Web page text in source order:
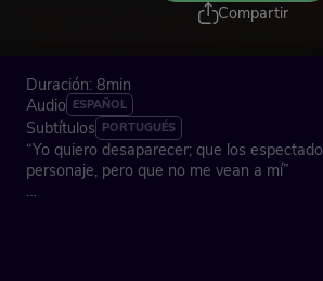
Compartir
Duración: 8min
Audio ESPAÑOL
Subtítulos PORTUGUÉS
“Yo quiero desaparecer; que los
personaje, pero que no me vean a mí”
suerte y también un olfato muy selectivo